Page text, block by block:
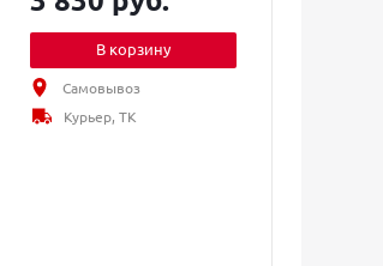
В корзину
Самовывоз
Курьер, ТК